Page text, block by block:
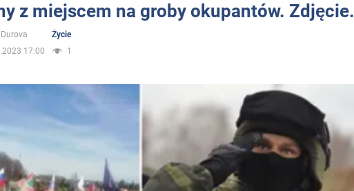
Ukrainie
z miejscem na groby okupantów. Zdjęcie.
Życie
17:00
1